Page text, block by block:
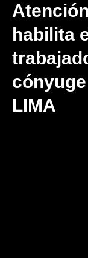
habilita
LIMA